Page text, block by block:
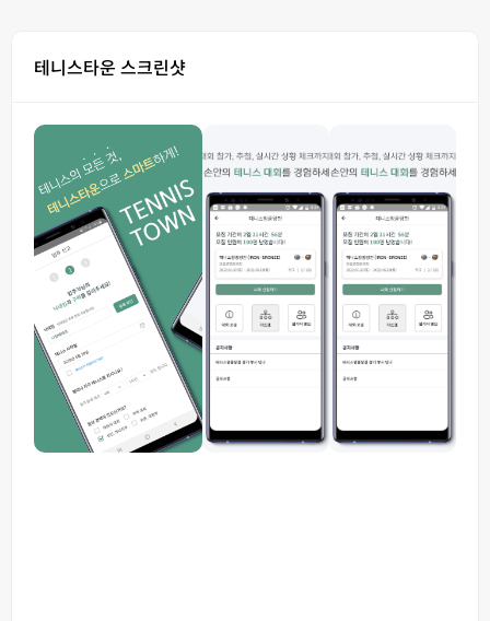
테니스타운 스크린샷